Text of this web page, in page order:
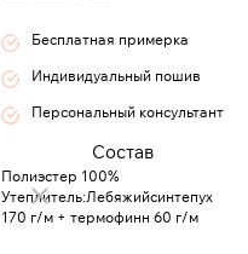
Бесплатная примерка
Индивидуальный пошив
Персональный консультант
Состав
Полиэстер 100%
Утеплитель:Лебяжийсинтепух
170 г/м + термофинн 60 г/м